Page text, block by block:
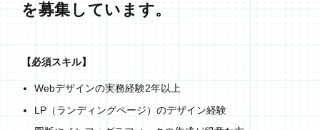
を募集しています。
【必須スキル】
Webデザインの実務経験2年以上
LP（ランディングページ）のデザイン経験